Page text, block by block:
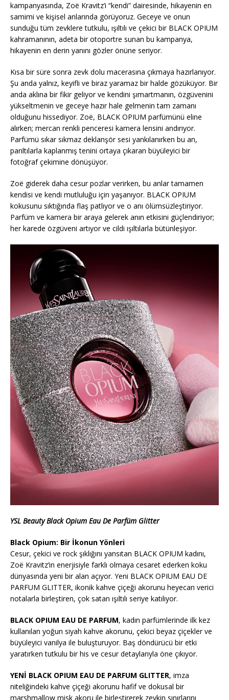
kampanyasında, Zoë Kravitz’i “kendi” dairesinde, hikayenin en
samimi ve kişisel anlarında görüyoruz. Geceye ve onun
sunduğu tüm zevklere tutkulu, ışıltılı ve çekici bir BLACK OPIUM
kahramanının, adeta bir otoportre sunan bu kampanya,
hikayenin en derin yanını gözler önüne seriyor.
Kısa bir süre sonra zevk dolu macerasına çıkmaya hazırlanıyor.
Şu anda yalnız, keyifli ve biraz yaramaz bir halde gözüküyor. Bir
anda aklına bir fikir geliyor ve kendini şımartmanın, özgüvenini
yükseltmenin ve geceye hazır hale gelmenin tam zamanı
olduğunu hissediyor. Zoë, BLACK OPIUM parfümünü eline
alırken; mercan renkli penceresi kamera lensini andırıyor.
Parfümü sıkar sıkmaz deklanşör sesi yankılanırken bu an,
parıltılarla kaplanmış tenini ortaya çıkaran büyüleyici bir
fotoğraf çekimine dönüşüyor.
Zoë giderek daha cesur pozlar verirken, bu anlar tamamen
kendisi ve kendi mutluluğu için yaşanıyor. BLACK OPIUM
kokusunu sıktığında flaş patlıyor ve o anı ölümsüzleştiriyor.
Parfüm ve kamera bir araya gelerek anın etkisini güçlendiriyor;
her karede özgüveni artıyor ve cildi ışıltılarla bütünleşiyor.
YSL Beauty Black Opium Eau De Parfüm Glitter
Black Opium: Bir İkonun Yönleri
Cesur, çekici ve rock şıklığını yansıtan BLACK OPIUM kadını,
Zoë Kravitz’in enerjisiyle farklı olmaya cesaret ederken koku
dünyasında yeni bir alan açıyor. Yeni BLACK OPIUM EAU DE
PARFUM GLITTER, ikonik kahve çiçeği akorunu heyecan verici
notalarla birleştiren, çok satan ışıltılı seriye katılıyor.
BLACK OPIUM EAU DE PARFUM, kadın parfümlerinde ilk kez
kullanılan yoğun siyah kahve akorunu, çekici beyaz çiçekler ve
büyüleyici vanilya ile buluşturuyor. Baş döndürücü bir etki
yaratırken tutkulu bir his ve cesur detaylarıyla öne çıkıyor.
YENİ BLACK OPIUM EAU DE PARFUM GLITTER, imza
niteliğindeki kahve çiçeği akorunu hafif ve dokusal bir
marshmallow misk akoru ile birleştirerek zevkin sınırlarını